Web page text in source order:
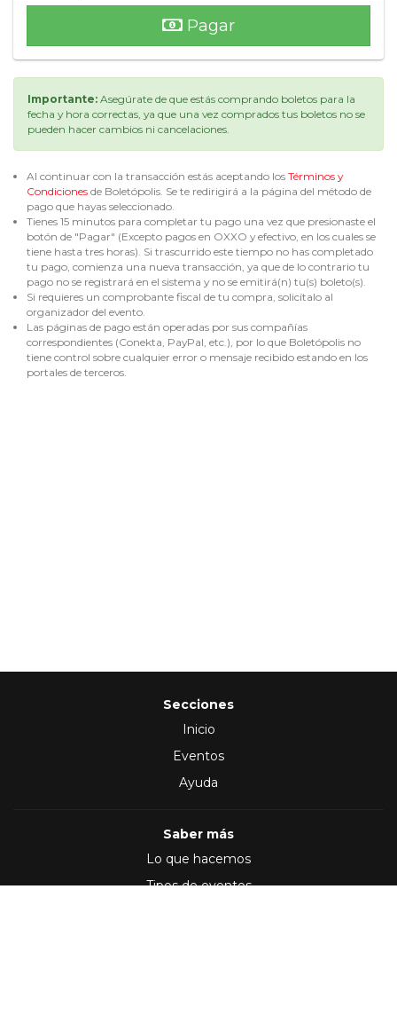
Pagar
Importante: Asegúrate de que estás comprando boletos para la
fecha y hora correctas, ya que una vez comprados tus boletos no se
pueden hacer cambios ni cancelaciones.
Al continuar con la transacción estás aceptando los Términos y
Condiciones de Boletópolis. Se te redirigirá a la página del método de
pago que hayas seleccionado.
Tienes 15 minutos para completar tu pago una vez que presionaste el
botón de "Pagar" (Excepto pagos en OXXO y efectivo, en los cuales se
tiene hasta tres horas). Si trascurrido este tiempo no has completado
tu pago, comienza una nueva transacción, ya que de lo contrario tu
pago no se registrará en el sistema y no se emitirá(n) tu(s) boleto(s).
Si requieres un comprobante fiscal de tu compra, solicítalo al
organizador del evento.
Las páginas de pago están operadas por sus compañías
correspondientes (Conekta, PayPal, etc.), por lo que Boletópolis no
tiene control sobre cualquier error o mensaje recibido estando en los
portales de terceros.
Secciones
Inicio
Eventos
Ayuda
Saber más
Lo que hacemos
Tipos de eventos